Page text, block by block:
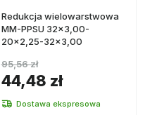
Redukcja wielowarstwowa
MM-PPSU 32x3,00-
20x2,25-32x3,00
44,48 zł
95,56 zł
Dostawa ekspresowa